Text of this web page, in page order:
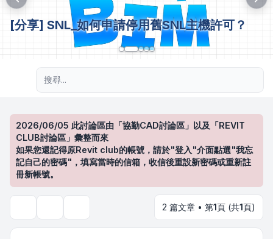
[分享] SNL_如何申請停用舊SNL主機許可？
2026/06/05 此討論區由「協勤CAD討論區」以及「REVIT
CLUB討論區」彙整而來
如果您還記得原Revit club的帳號，請於"登入"介面點選"我忘
記自己的密碼"，填寫當時的信箱，收信後重設新密碼或重新註
冊新帳號。
2 篇文章 • 第1頁 (共1頁)